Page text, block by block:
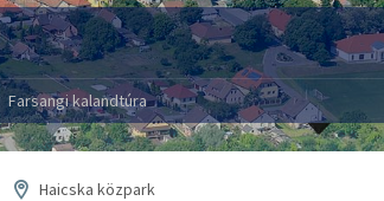
Farsangi kalandtúra
Haicska közpark